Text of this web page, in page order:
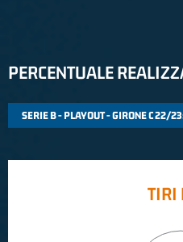
PERCENTUALE
TIRI